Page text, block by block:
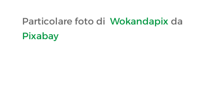
Particolare foto di Wokandapix da
Pixabay